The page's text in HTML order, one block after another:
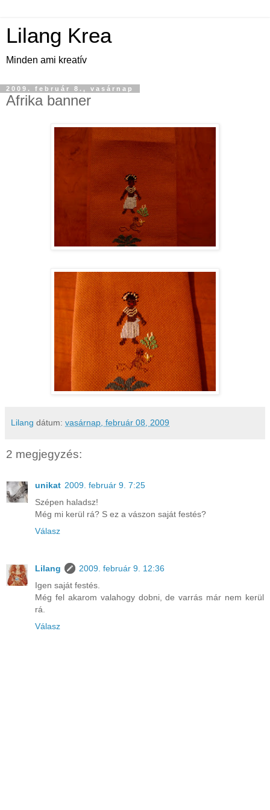
Lilang Krea
Minden ami kreatív
2009. február 8., vasárnap
Afrika banner
Lilang dátum: vasárnap, február 08, 2009
2 megjegyzés:
unikat 2009. február 9. 7:25
Szépen haladsz!
Még mi kerül rá? S ez a vászon saját festés?
Válasz
Lilang
2009. február 9. 12:36
Igen saját festés.
Még fel akarom valahogy dobni, de varrás már nem kerül
rá.
Válasz